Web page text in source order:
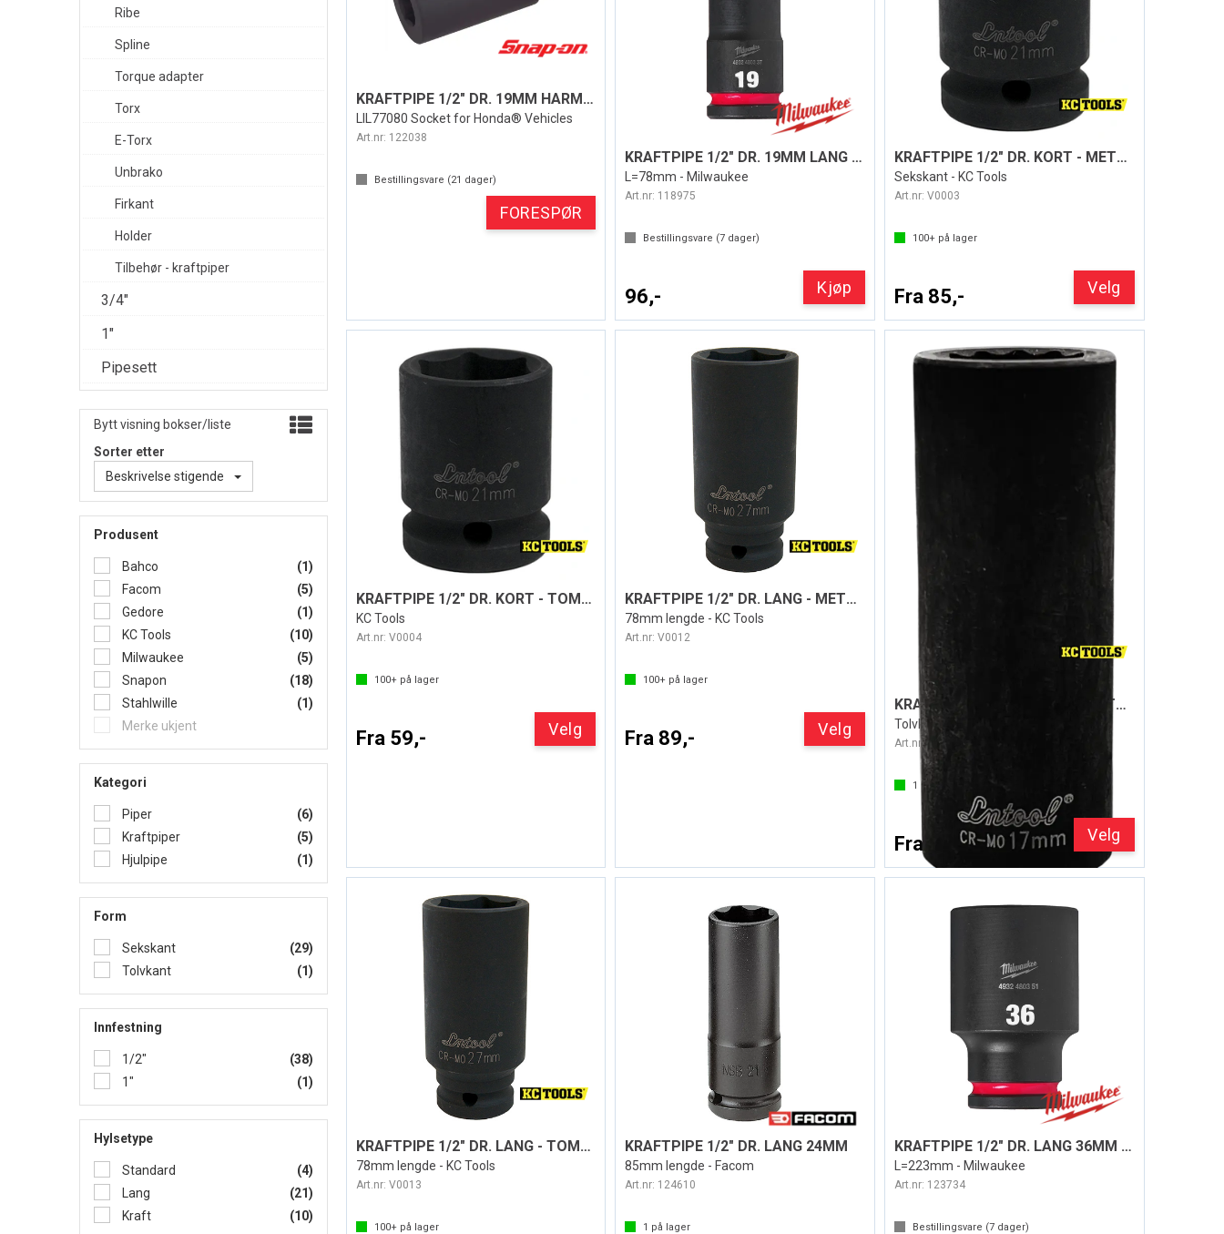
Bytt visning bokser/liste
Sorter etter
Beskrivelse stigende
Produsent
Bahco
(1)
Facom
(5)
Gedore
(1)
KC Tools
(10)
Milwaukee
(5)
Snapon
(18)
Stahlwille
(1)
Merke ukjent
Kategori
Piper
(6)
Kraftpiper
(5)
Hjulpipe
(1)
Form
Sekskant
(29)
Tolvkant
(1)
Innfestning
1/2"
(38)
1"
(1)
Hylsetype
Standard
(4)
Lang
(21)
Kraft
(10)
Ribe
Spline
Torque adapter
Torx
E-Torx
Unbrako
Firkant
Holder
Tilbehør - kraftpiper
3/4"
1"
Pipesett
KRAFTPIPE 1/2" DR. 19MM HARMONIC BALANCE
LIL77080 Socket for Honda® Vehicles
Art.nr: 122038
Bestillingsvare (21 dager)
FORESPØR
KRAFTPIPE 1/2" DR. 19MM LANG SHOCKWAVE™
L=78mm - Milwaukee
Art.nr: 118975
Bestillingsvare (7 dager)
96,- Kjøp
KRAFTPIPE 1/2" DR. KORT - METRISK
Sekskant - KC Tools
Art.nr:V0003
100+ på lager
Fra 85,- Velg
KRAFTPIPE 1/2" DR. KORT - TOMMER
KC Tools
Art.nr: V0004
100+på lager
Fra 59,- Velg
KRAFTPIPE 1/2" DR. LANG - METRISK
78mm lengde - KC Tools
Art.nr:V0012
100+ på lager
Fra 89,- Velg
KRAFTPIPE 1/2" DR. LANG - METRISK
Tolvkant 78mm lengde - KC Tools
Art.nr: V0386
1 på lager
Fra 95,- Velg
KRAFTPIPE 1/2" DR. LANG - TOMMER
78mm lengde - KC Tools
Art.nr: V0013
100+på lager
KRAFTPIPE 1/2" DR. LANG 24MM
85mm lengde - Facom
Art.nr: 124610
1 på lager
KRAFTPIPE 1/2" DR. LANG 36MM SHOCKWAVE™
L=223mm - Milwaukee
Art.nr: 123734
Bestillingsvare (7 dager)